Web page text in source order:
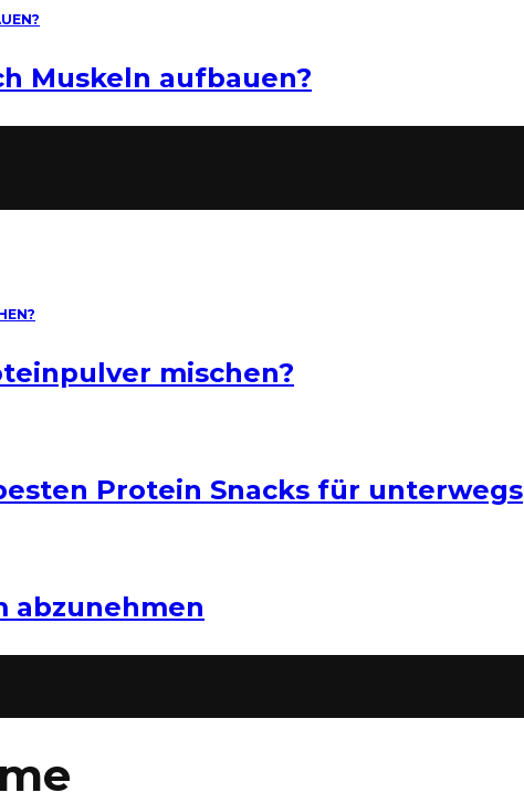
Muskeln aufbauen?
mischen?
Protein Snacks für unterwegs
abzunehmen